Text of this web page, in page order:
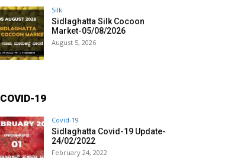
Silk
Sidlaghatta Silk Cocoon
Market-05/08/2026
August 5, 2026
COVID-19
Covid-19
Sidlaghatta Covid-19 Update-
24/02/2022
February 24, 2022